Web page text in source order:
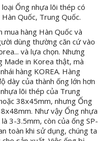
Ống nhựa lõi thép có
Quốc, Trung Quốc.
hàng Hàn Quốc và
dùng thường căn cứ vào
và lựa chọn. Nhưng
in Korea thật, mà
hàng KOREA. Hàng
dày của thành ống lớn hơn
lõi thép của Trung
38x45mm, nhưng Ống
Như vậy Ống nhựa
3-3.5mm, còn của ống SP-
toàn khi sử dụng, chúng ta